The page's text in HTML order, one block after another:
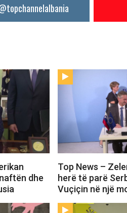
dhe
Top News –
herë të parë
Vuçiçin në një